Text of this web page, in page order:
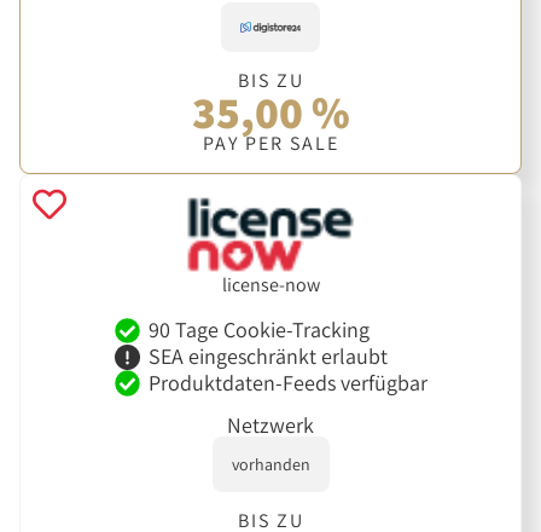
BIS ZU
35,00 %
PAY PER SALE
license-now
90 Tage Cookie-Tracking
SEA eingeschränkt erlaubt
Produktdaten-Feeds verfügbar
Netzwerk
vorhanden
BIS ZU